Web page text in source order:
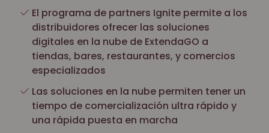
El programa de partners Ignite permite a los
distribuidores ofrecer las soluciones
digitales en la nube de ExtendaGO a
tiendas, bares, restaurantes, y comercios
especializados
Las soluciones en la nube permiten tener un
tiempo de comercialización ultra rápido y
una rápida puesta en marcha